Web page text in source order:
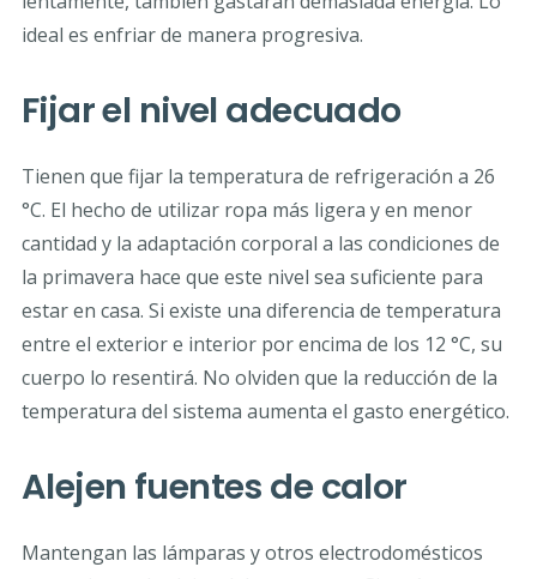
ideal es enfriar de manera progresiva.
Fijar el nivel adecuado
Tienen que fijar la temperatura de refrigeración a 26
°C. El hecho de utilizar ropa más ligera y en menor
cantidad y la adaptación corporal a las condiciones de
la primavera hace que este nivel sea suficiente para
estar en casa. Si existe una diferencia de temperatura
entre el exterior e interior por encima de los 12 °C, su
cuerpo lo resentirá. No olviden que la reducción de la
temperatura del sistema aumenta el gasto energético.
Alejen fuentes de calor
Mantengan las lámparas y otros electrodomésticos